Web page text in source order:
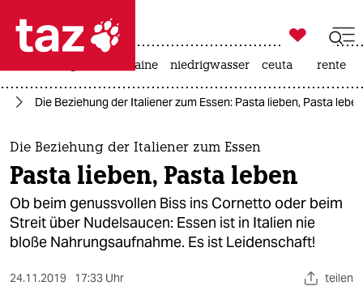
 taz zahl ich
taz zahl ich
themen
politik
öko
gesellschaft

taz zahl ich
krieg in der ukraine niedrigwasser ceuta rente
Die Beziehung der Italiener zum Essen: Pasta lieben, Pasta leben
Die Beziehung der Italiener zum Essen
Pasta lieben, Pasta leben
Ob beim genussvollen Biss ins Cornetto oder beim
Streit über Nudelsaucen: Essen ist in Italien nie
bloße Nahrungsaufnahme. Es ist Leidenschaft!
24.11.2019 17:33 Uhr teilen